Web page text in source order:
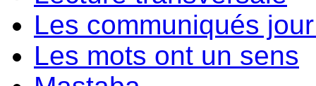
Les communiqués
Les mots ont un sens